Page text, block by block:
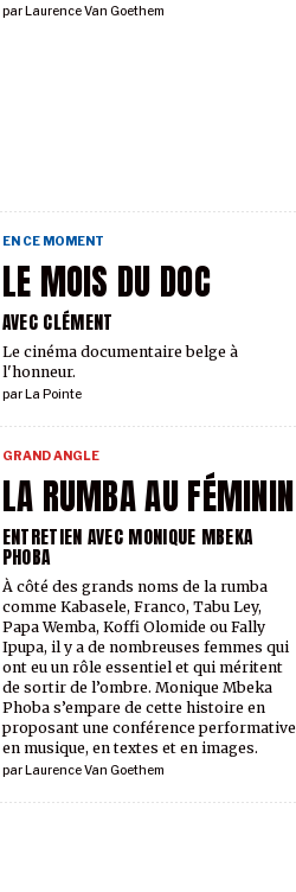
par Laurence Van Goethem
LE MOIS DU DOC
AVEC CLÉMENT
EN CE MOMENT
par La Pointe
Le cinéma documentaire belge à
l'honneur.
LA RUMBA AU FÉMININ
ENTRETIEN AVEC MONIQUE MBEKA
PHOBA
GRAND ANGLE
par Laurence Van Goethem
À côté des grands noms de la rumba
comme Kabasele, Franco, Tabu Ley,
Papa Wemba, Koffi Olomide ou Fally
Ipupa, il y a de nombreuses femmes qui
ont eu un rôle essentiel et qui méritent
de sortir de l’ombre. Monique Mbeka
Phoba s’empare de cette histoire en
proposant une conférence performative
en musique, en textes et en images.